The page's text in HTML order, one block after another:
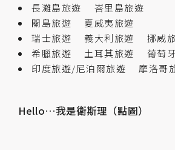
長灘島旅遊
峇里島旅遊
關島旅遊
夏威夷旅遊
瑞士旅遊
義大利旅遊
挪威
希臘旅遊
土耳其旅遊
葡萄
印度旅遊/尼泊爾旅遊
摩洛哥
Hello…我是衛斯理（點圖）